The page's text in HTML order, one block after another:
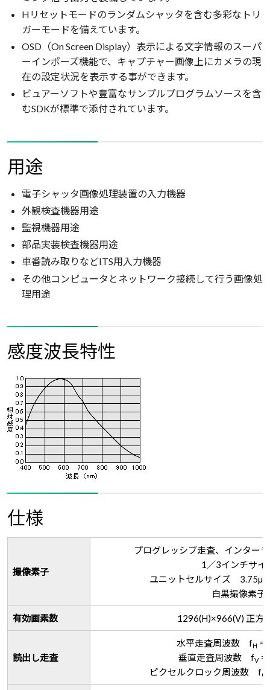
Hリセットモードのランダムシャッタを含む多彩なトリ
ガーモードを備えています。
OSD（On Screen Display）表示による文字情報のスーパ
ーインポーズ機能で、キャプチャー画像上にカメラの現
在の設定状況を表示する事ができます。
ビュアーソフトや豊富なサンプルプログラムソースを含
むSDKが標準で添付されています。
用途
電子シャッタ画像処理装置の入力機器
外観検査機器用途
監視機器用途
部品実装検査機器用途
車番読み取りなどITS用入力機器
その他コンピュータとネットワーク接続して行う画像処
理用途
感度波長特性
仕様
撮像素子
プログレッシブ走査、インター
1／3インチサイ
ユニットセルサイズ
白黒撮像素子
有効画素数 1296(H)×966(V) 正方
読出し走査
水平走査周波数 fH =
垂直走査周波数 fV =
ピクセルクロック周波数 f